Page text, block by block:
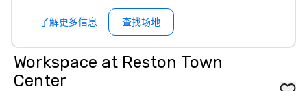
了解更多信息 查找场地
Workspace at Reston Town
Center